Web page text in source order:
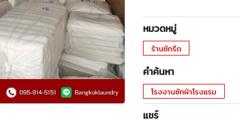
หมวดหมู่
ร้านซักรีด
คำค้นหา
โรงงานซักผ้าโรงแรม
แชร์